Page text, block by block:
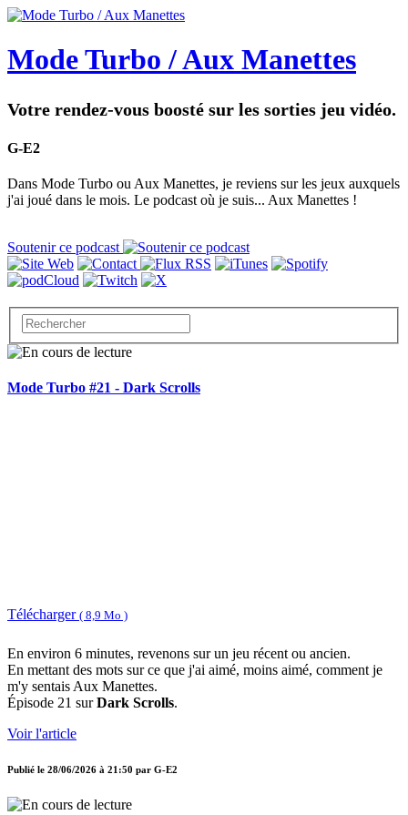
Mode Turbo / Aux Manettes
Votre rendez-vous boosté sur les sorties jeu vidéo.
G-E2
Dans Mode Turbo ou Aux Manettes, je reviens sur les jeux auxquels
j'ai joué dans le mois. Le podcast où je suis... Aux Manettes !
Soutenir ce podcast
Mode Turbo #21 - Dark Scrolls
Télécharger ( 8,9 Mo )
En environ 6 minutes, revenons sur un jeu récent ou ancien.
En mettant des mots sur ce que j'ai aimé, moins aimé, comment je
m'y sentais Aux Manettes.
Épisode 21 surDark Scrolls.
Voir l'article
Publié le 28/06/2026 à 21:50 par G-E2